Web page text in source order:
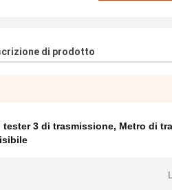
di prodotto
tester 3 di trasmissione, Metro di